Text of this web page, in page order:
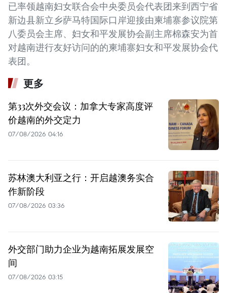
已率领越南妇女联合会中央委员会代表团来到西宁省
新边县新立乡萨马特国际口岸迎接由柬埔寨参议院第
八委员会主席、妇女和平发展协会副主席棉森安为首
对越南进行友好访问的的柬埔寨妇女和平发展协会代
表团。
更多
第33次外交会议：加拿大专家高度评
价越南的外交定力
07/08/2026 04:16
苏林澳大利亚之行：开启越澳务实合
作新阶段
07/08/2026 03:36
外交部门助力企业为越南拓展发展空
间
07/08/2026 03:15